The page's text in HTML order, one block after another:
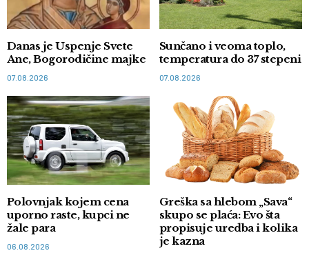
Danas je Uspenje Svete
Ane, Bogorodičine majke
07.08.2026
Sunčano i veoma toplo,
temperatura do 37 stepeni
07.08.2026
Polovnjak kojem cena
uporno raste, kupci ne
žale para
06.08.2026
Greška sa hlebom „Sava“
skupo se plaća: Evo šta
propisuje uredba i kolika
je kazna